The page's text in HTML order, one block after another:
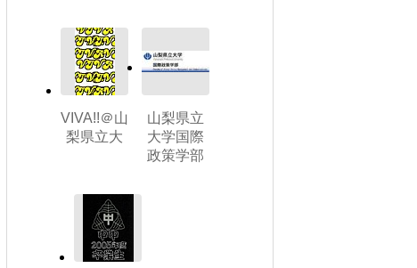
VIVA!!＠山
梨県立大
山梨県立
大学国際
政策学部